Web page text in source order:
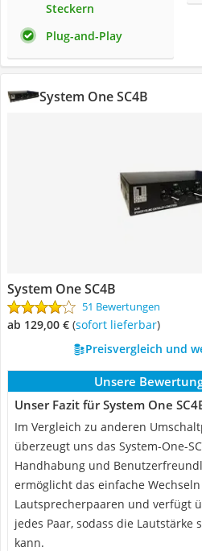
Steckern
Plug-and-Play
System One SC4B
System One SC4B
51 Bewertungen
ab 129,00 € ( Sofort lieferbar)
Preisvergleich und
Unsere
Unser Fazit für System One
Im Vergleich zu anderen
überzeugt uns das System-One-
Handhabung und
ermöglicht das einfache
Lautsprecherpaaren und verfügt
jedes Paar, sodass die Lautstärke
kann.